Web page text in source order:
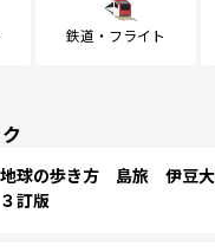
鉄道・フライト
球の歩き方 島旅 伊豆
訂版